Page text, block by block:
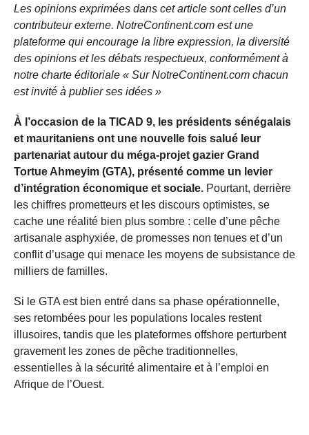
Les opinions exprimées dans cet article sont celles d’un
contributeur externe. NotreContinent.com est une
plateforme qui encourage la libre expression, la diversité
des opinions et les débats respectueux, conformément à
notre charte éditoriale « Sur NotreContinent.com chacun
est invité à publier ses idées »
À l’occasion de la TICAD 9, les présidents sénégalais
et mauritaniens ont une nouvelle fois salué leur
partenariat autour du méga-projet gazier Grand
Tortue Ahmeyim (GTA), présenté comme un levier
d’intégration économique et sociale. Pourtant, derrière
les chiffres prometteurs et les discours optimistes, se
cache une réalité bien plus sombre : celle d’une pêche
artisanale asphyxiée, de promesses non tenues et d’un
conflit d’usage qui menace les moyens de subsistance de
milliers de familles.
Si le GTA est bien entré dans sa phase opérationnelle,
ses retombées pour les populations locales restent
illusoires, tandis que les plateformes offshore perturbent
gravement les zones de pêche traditionnelles,
essentielles à la sécurité alimentaire et à l’emploi en
Afrique de l’Ouest.